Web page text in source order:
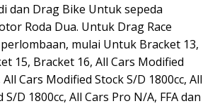
dan Drag Bike Untuk sepeda
Roda Dua. Untuk Drag Race
mulai Untuk Bracket 13,
15, Bracket 16, All Cars Modified
Cars Modified Stock S/D 1800cc, All
D 1800cc, All Cars Pro N/A, FFA dan